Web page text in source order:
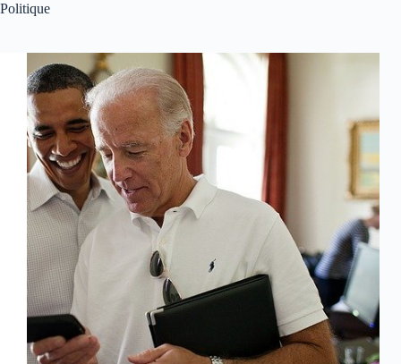
Politique